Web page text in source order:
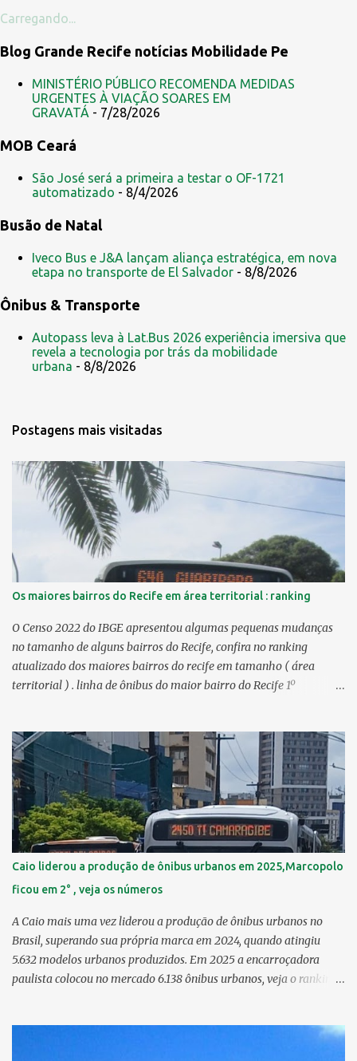
e
t
á
o
Carregando...
Blog Grande Recife notícias Mobilidade Pe
MINISTÉRIO PÚBLICO RECOMENDA MEDIDAS
URGENTES À VIAÇÃO SOARES EM
GRAVATÁ - 7/28/2026
MOB Ceará
São José será a primeira a testar o OF-1721
automatizado - 8/4/2026
Busão de Natal
Iveco Bus e J&A lançam aliança estratégica, em nova
etapa no transporte de El Salvador - 8/8/2026
Ônibus & Transporte
Autopass leva à Lat.Bus 2026 experiência imersiva que
revela a tecnologia por trás da mobilidade
urbana - 8/8/2026
Postagens mais visitadas
Os maiores bairros do Recife em área territorial : ranking
O Censo 2022 do IBGE apresentou algumas pequenas mudanças
no tamanho de alguns bairros do Recife, confira no ranking
atualizado dos maiores bairros do recife em tamanho ( área
territorial ) . linha de ônibus do maior bairro do Recife 1º
Curado 7,98 km² 5º Boa Viagem 7,76 km² > no Censo 2010 : 7,53
km² 6º Imbiribeira 6,65 km² > no Censo 2010 : 6,66 km² 7º Pina
6,29 km² 8º Dois Irmãos 5,85 km² 9º Barro 4,54 km² 10º Iputinga
4,33 km² > no Censo 2010 : 4,34 km² 11º Cohab 4,33 km² > no
Censo 2010: 4,26 km² 12º Passarinho 4,06 km² 13º Santo Amaro
3,80 km² 14º Afogados 3,69 km² 15º Cordeiro 3,40 km² 16º São José
3,26 km² 17º Dois Unidos 3,12 km² 18...
Caio liderou a produção de ônibus urbanos em 2025,Marcopolo
ficou em 2° , veja os números
A Caio mais uma vez liderou a produção de ônibus urbanos no
Brasil, superando sua própria marca em 2024, quando atingiu
5.632 modelos urbanos produzidos. Em 2025 a encarroçadora
paulista colocou no mercado 6.138 ônibus urbanos, veja o ranking